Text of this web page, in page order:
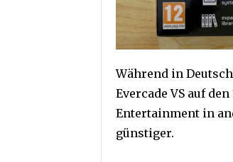
Während in
Evercade VS auf
Entertainment in
günstiger.